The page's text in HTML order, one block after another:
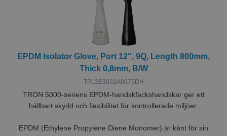
EPDM Isolator Glove, Port 12", 9Q, Length 800mm,
Thick 0,8mm, B/W
TP12E3032A0975DH
TRON 5000-seriens EPDM-handskfackshandskar ger ett
hållbart skydd och flexibilitet för kontrollerade miljöer.
EPDM (Ethylene Propylene Diene Monomer) är känt för sin